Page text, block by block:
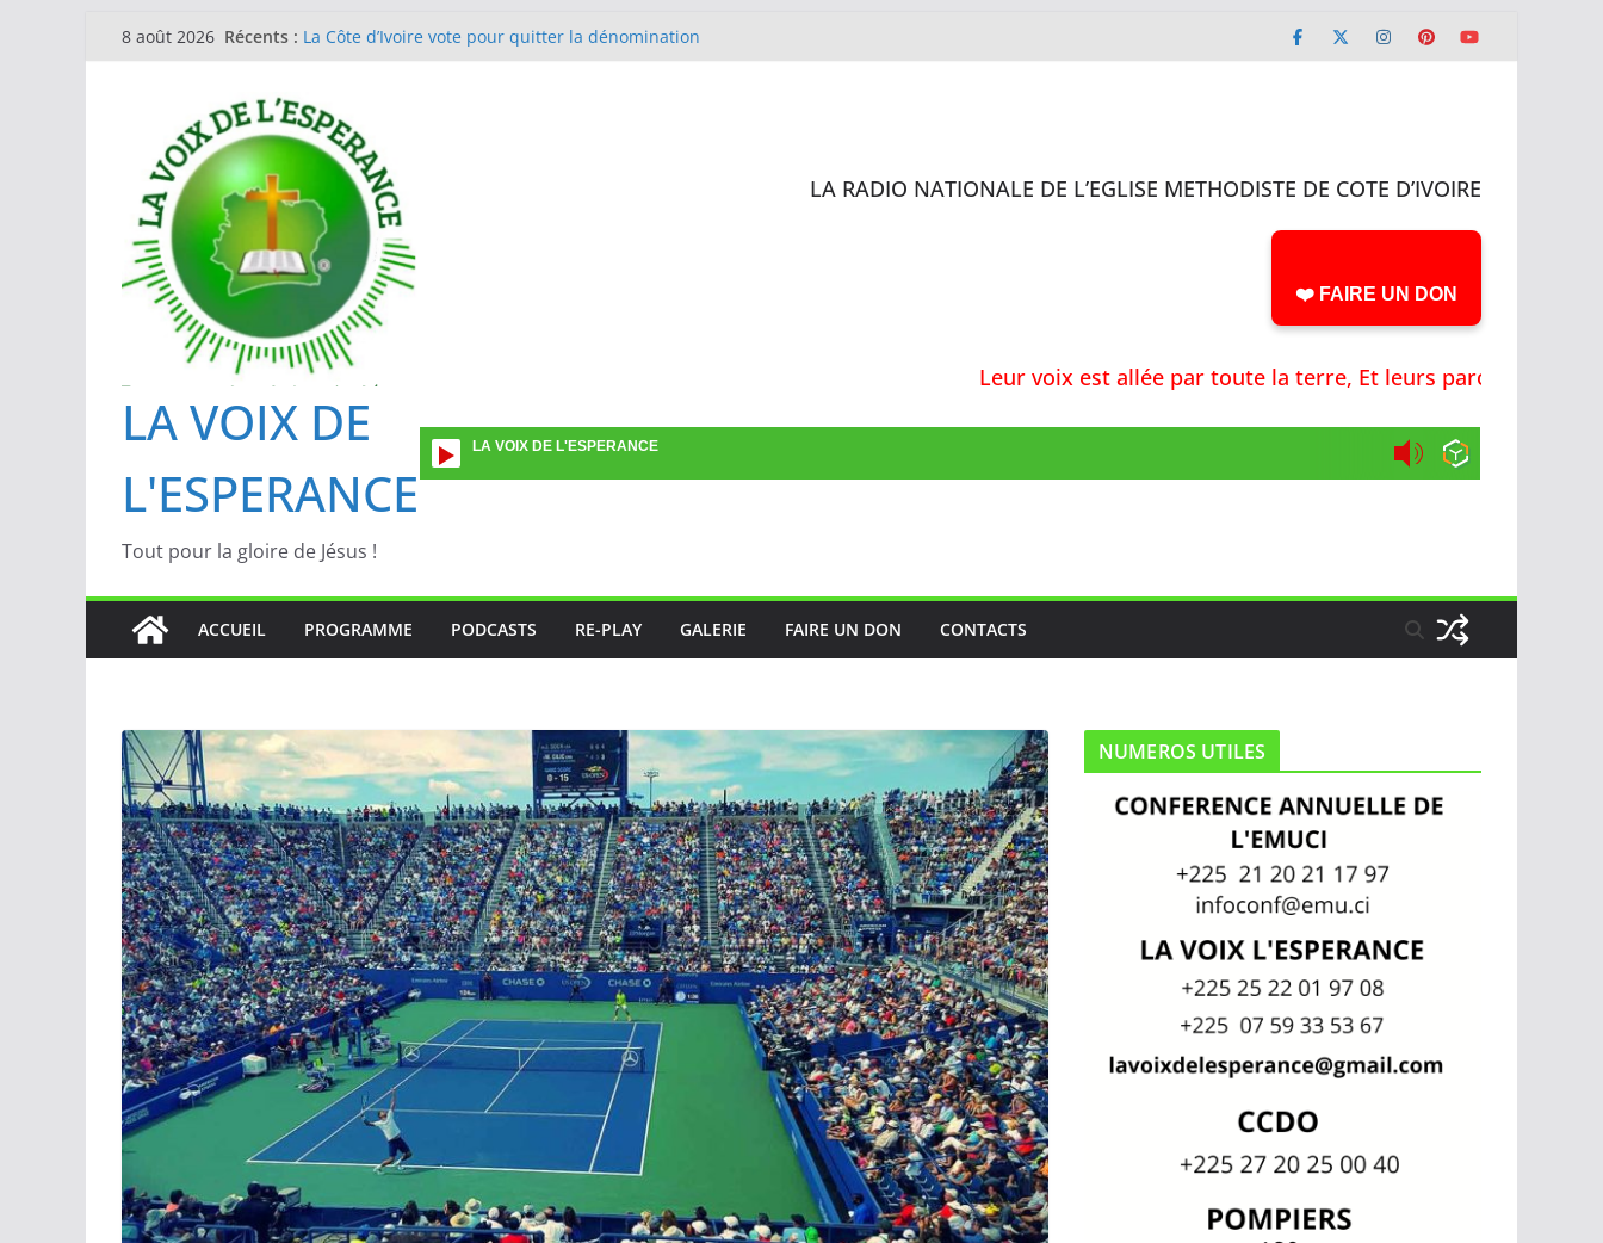
Passer
au
8 août 2026 Récents : La Côte d’Ivoire vote pour quitter la dénomination
Journée de la femme en l’Eglise Méthodiste de Cobaya en
EGLISE METHODISTE DE COTE D’IVOIRE
Formation des investigateurs sites de l’enquête de
prévalence ponctuelle sur l’utilisation des antibiotiques :
Une vingtaine de superviseurs formés
La gestion du Mpox : l’IPCI est en charge de la confirmation
des cas suspects
LA VOIX DE
L'ESPERANCE
Tout pour la gloire de Jésus !
LA RADIO NATIONALE DE L’EGLISE METHODISTE DE COTE D’IVOIRE
❤️ FAIRE UN DON
Leur voix est allée par toute la terre, Et leurs paroles jusqu'aux
LA VOIX DE L'ESPERANCE
ACCUEIL PROGRAMME PODCASTS RE-PLAY GALERIE FAIRE UN DON CONTACTS
NUMEROS UTILES